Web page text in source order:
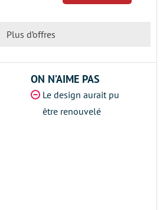
Plus d’offres
ON N’AIME PAS
Le design aurait pu
être renouvelé